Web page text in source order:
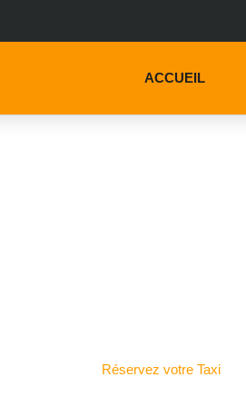
ACCUEIL
Réservez votre Taxi